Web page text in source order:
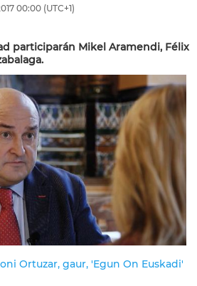
00:00 (UTC+1)
participarán Mikel Aramendi, Félix
Ortuzar, gaur, 'Egun On Euskadi'